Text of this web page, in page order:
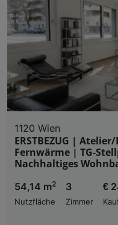
1120 Wien
ERSTBEZUG |
Fernwärme | TG-
Nachhaltiges
54,14 m2
Nutzfläche
3
Zimmer
€